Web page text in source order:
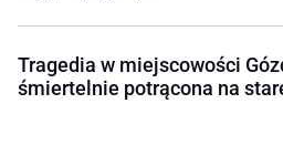
Tragedia w miejscowości
śmiertelnie potrącona na